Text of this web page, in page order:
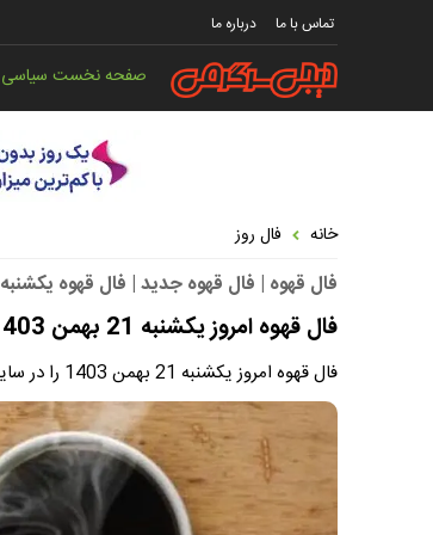
تماس با ما درباره ما
صفحه نخستسیاسی
خانه فال روز
فال قهوه | فال قهوه جدید | فال قهوه یکشنبه ۲۱ بهمن ۱۴۰۳
فال قهوه امروز یکشنبه 21 بهمن 1403
فال قهوه امروز یکشنبه 21 بهمن 1403 را در سایت دیجی سرگرمی بخوانید.